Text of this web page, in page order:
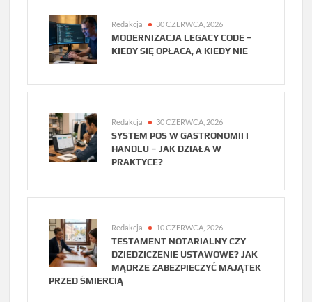
Redakcja 30 CZERWCA, 2026
MODERNIZACJA LEGACY CODE –
KIEDY SIĘ OPŁACA, A KIEDY NIE
Redakcja 30 CZERWCA, 2026
SYSTEM POS W GASTRONOMII I
HANDLU – JAK DZIAŁA W
PRAKTYCE?
Redakcja 10 CZERWCA, 2026
TESTAMENT NOTARIALNY CZY
DZIEDZICZENIE USTAWOWE? JAK
MĄDRZE ZABEZPIECZYĆ MAJĄTEK
PRZED ŚMIERCIĄ